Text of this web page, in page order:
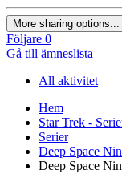
More sharing options...
Följare 0
Gå till ämneslista
All aktivitet
Hem
Star Trek -
Serier
Deep Space
Deep Space